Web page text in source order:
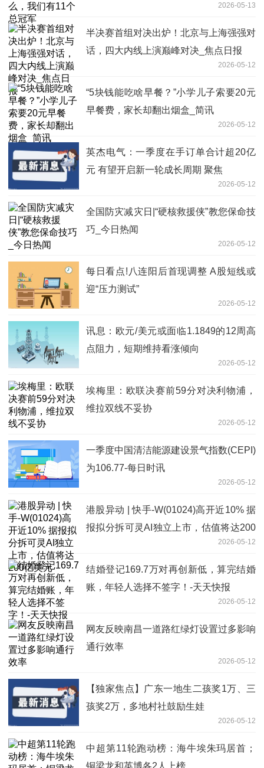
2026-05-13
半决赛首组对决出炉！北京与上海强强对
话，四大内线上演巅峰对决_焦点日报
2026-05-12
“5块钱能吃啥早餐？”小学儿子索要20元
早餐费，家长却翻出烟盒_简讯
2026-05-12
英杰电气：一季度在手订单合计超20亿
元 有望开启新一轮成长周期 聚焦
2026-05-12
全国防灾减灾日|“硬核救援侠”教您保命技
巧_今日热闻
2026-05-12
每日看点!八连阳后首现调整 A股短线或
迎“压力测试”
2026-05-12
讯息：欧元/美元或面临1.1849的12周高
点阻力，短期维持看涨倾向
2026-05-12
埃梅里：欧联决赛前59分对决利物浦，
维拉双线不妥协
2026-05-12
一季度中国清洁能源建设景气指数(CEPI)
为106.77-每日时讯
2026-05-12
港股异动 | 快手-W(01024)高开近10% 据
报拟分拆可灵AI独立上市，估值将达200
2026-05-12
结婚登记169.7万对再创新低，算完结婚
账，年轻人选择不签字！-天天快报
2026-05-12
网友反映南昌一道路红绿灯设置过多影响
通行效率
2026-05-12
【独家焦点】广东一地生二孩奖1万、三
孩奖2万，多地村社鼓励生娃
2026-05-12
中超第11轮跑动榜：海牛埃朱玛居首；
铜梁龙和英博各2人上榜